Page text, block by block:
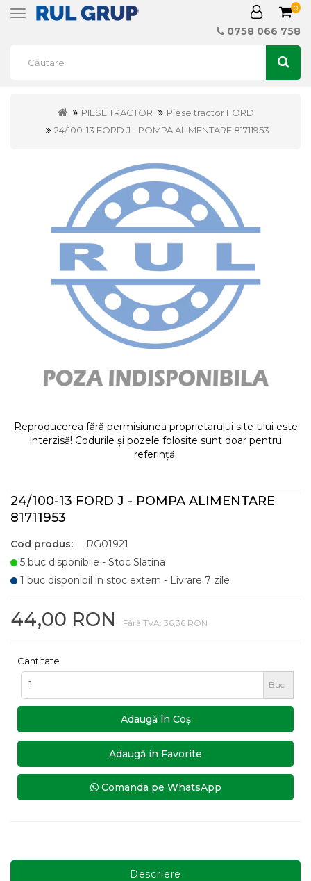
Toggle
0
0758 066 758
PIESE TRACTOR
Piese tractor FORD
24/100-13 FORD J - POMPA ALIMENTARE 81711953
Reproducerea fără permisiunea proprietarului site-ului este
interzisă! Codurile și pozele folosite sunt doar pentru
referință.
24/100-13 FORD J - POMPA ALIMENTARE
81711953
Cod produs:
RG01921
5 buc disponibile - Stoc Slatina
1 buc disponibil in stoc extern - Livrare 7 zile
44,00 RON Fără TVA: 36,36 RON
Cantitate
Buc
Adaugă în Coş
Adaugă in Favorite
Comanda pe WhatsApp
Descriere